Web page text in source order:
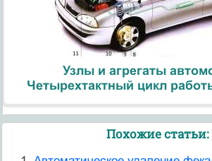
Узлы и агрегаты
Четырехтактный цикл
Похожие статьи: